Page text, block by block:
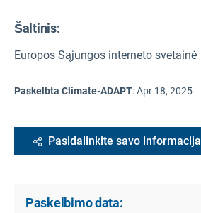
Šaltinis:
Europos Sąjungos interneto svetainė
Paskelbta Climate-ADAPT:Apr 18, 2025
Pasidalinkite savo informacija
Paskelbimo data: